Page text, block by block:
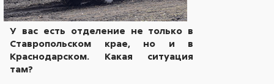
У вас есть отделение не только в
Ставропольском крае, но и в
Краснодарском. Какая ситуация
там?